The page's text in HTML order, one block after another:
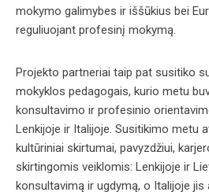
mokymo galimybes ir iššūkius bei
reguliuojant profesinį mokymą.
Projekto partneriai taip pat susitiko
mokyklos pedagogais, kurio metu
konsultavimo ir profesinio
Lenkijoje ir Italijoje. Susitikimo metu
kultūriniai skirtumai, pavyzdžiui,
skirtingomis veiklomis: Lenkijoje ir
konsultavimą ir ugdymą, o Italijoje jis